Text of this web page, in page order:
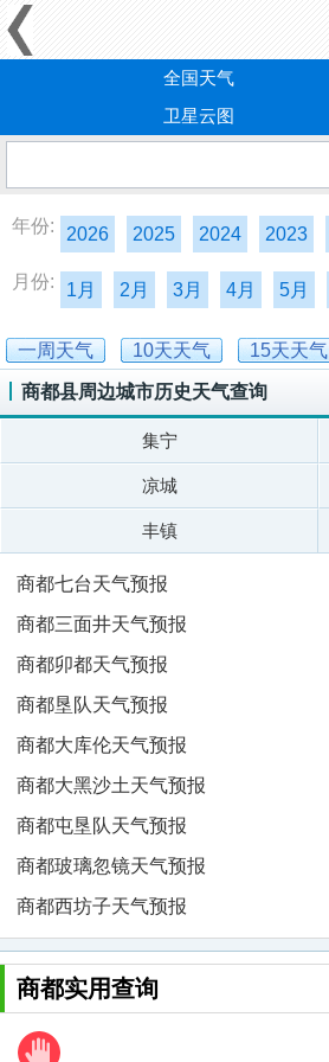
全国天气
卫星云图
年份: 2026 2025 2024 2023
月份: 1月 2月 3月 4月 5月
一周天气 10天天气 15天天气
商都县周边城市历史天气查询
集宁
凉城
丰镇
商都七台天气预报
商都三面井天气预报
商都卯都天气预报
商都垦队天气预报
商都大库伦天气预报
商都大黑沙土天气预报
商都屯垦队天气预报
商都玻璃忽镜天气预报
商都西坊子天气预报
商都实用查询